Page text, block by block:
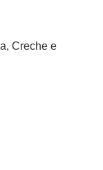
Creche e